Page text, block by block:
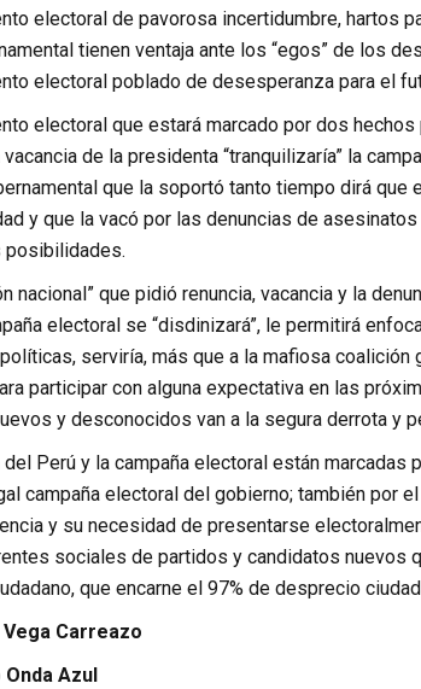
electoral de pavorosa incertidumbre, hartos
tienen ventaja ante los “egos” de los
electoral poblado de desesperanza para el
electoral que estará marcado por dos
de la presidenta “tranquilizaría” la
que la soportó tanto tiempo dirá
y que la vacó por las denuncias de
posibilidades.
nacional” que pidió renuncia, vacancia y la
electoral se “disdinizará”, le permitirá
serviría, más que a la mafiosa
participar con alguna expectativa en las
y desconocidos van a la segura derrota y
Perú y la campaña electoral están marcadas
campaña electoral del gobierno; también por
y su necesidad de presentarse
sociales de partidos y candidatos
que encarne el 97% de desprecio
Vega Carreazo
Onda Azul